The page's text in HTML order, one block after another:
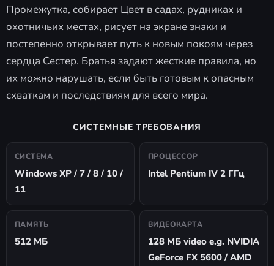
Промежутка, собирает Цвет в садах, рудниках и
охотничьих местах, рисует на экране знаки и
постепенно открывает путь к новым покоям через
сердца Сестер. Братья задают жесткие правила, но
их можно нарушать, если быть готовым к опасным
схваткам и последствиям для всего мира.
СИСТЕМНЫЕ ТРЕБОВАНИЯ
СИСТЕМА
Windows XP / 7 / 8 / 10 /
11
ПРОЦЕССОР
Intel Pentium IV 2 ГГц
ПАМЯТЬ
512 МБ
ВИДЕОКАРТА
128 МБ video e.g. NVIDIA
GeForce FX 5600 / AMD